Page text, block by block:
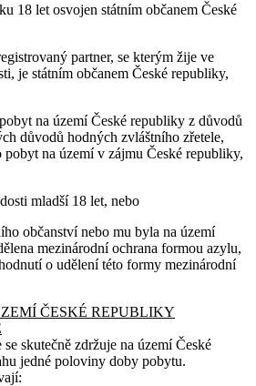
18 let osvojen státním občanem České
partner, se kterým žije ve
je státním občanem České republiky,
na území České republiky z důvodů
důvodů hodných zvláštního zřetele,
pobyt na území v zájmu České republiky,
mladší 18 let, nebo
občanství nebo mu byla na území
mezinárodní ochrana formou azylu,
o udělení této formy mezinárodní
ČESKÉ REPUBLIKY
skutečně zdržuje na území České
jedné poloviny doby pobytu.